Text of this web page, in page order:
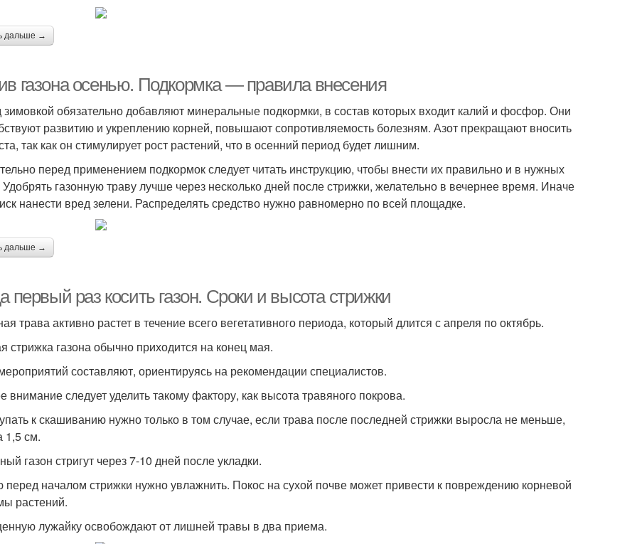
дальше →
газона осенью. Подкормка — правила внесения
обязательно добавляют минеральные подкормки, в состав которых входит калий и фосфор. Они
развитию и укреплению корней, повышают сопротивляемость болезням. Азот прекращают вносить
так как он стимулирует рост растений, что в осенний период будет лишним.
перед применением подкормок следует читать инструкцию, чтобы внести их правильно и в нужных
Удобрять газонную траву лучше через несколько дней после стрижки, желательно в вечернее время. Иначе
нанести вред зелени. Распределять средство нужно равномерно по всей площадке.
дальше →
первый раз косить газон. Сроки и высота стрижки
трава активно растет в течение всего вегетативного периода, который длится с апреля по октябрь.
стрижка газона обычно приходится на конец мая.
составляют, ориентируясь на рекомендации специалистов.
внимание следует уделить такому фактору, как высота травяного покрова.
к скашиванию нужно только в том случае, если трава после последней стрижки выросла не меньше,
1,5 см.
газон стригут через 7-10 дней после укладки.
началом стрижки нужно увлажнить. Покос на сухой почве может привести к повреждению корневой
растений.
лужайку освобождают от лишней травы в два приема.